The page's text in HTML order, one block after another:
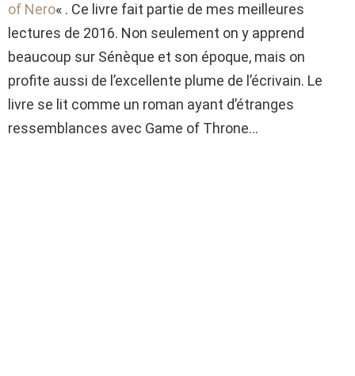
of Nero« . Ce livre fait partie de mes meilleures
lectures de 2016. Non seulement on y apprend
beaucoup sur Sénèque et son époque, mais on
profite aussi de l’excellente plume de l’écrivain. Le
livre se lit comme un roman ayant d’étranges
ressemblances avec Game of Throne…